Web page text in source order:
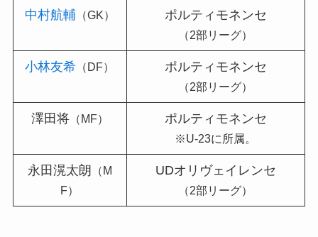
中村航輔 （GK） ポルティモネンセ
（2部リーグ）
小林友希 （DF） ポルティモネンセ
（2部リーグ）
澤田将（MF） ポルティモネンセ
※U-23に所属。
永田滉太朗 （M
F）
UDオリヴェイレンセ
（2部リーグ）